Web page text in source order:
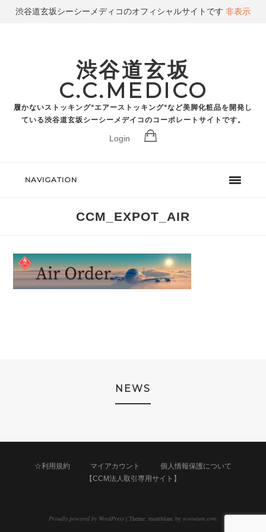
渋谷道玄坂
C.C.MEDICO
履かないストッキング"エアーストッキング"など美脚化粧品を開発し
ている渋谷道玄坂シーシーメデイコのコーポレートサイトです。
Login
NAVIGATION
CCM_EXPOT_AIR
NEWS
☆利用規約 マイアカウント
個人情報保護について
【CCM法人取引専用サイト】
Proudly powered by WordPress | Theme: montblanc by wooseum.com.
渋谷道玄坂シーシーメディコのオフィシャルサイトです 非表示